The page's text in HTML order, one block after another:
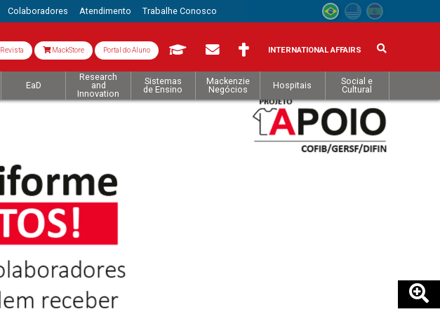
Colaboradores Atendimento Trabalhe Conosco
Revista MackStore Portal do Aluno INTERNATIONAL AFFAIRS
EaD
Research
and
Innovation
Sistemas
de Ensino
Mackenzie
Negócios
Hospitais
Social e
Cultural